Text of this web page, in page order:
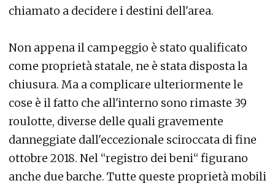
chiamato a decidere i destini dell'area.
Non appena il campeggio è stato qualificato
come proprietà statale, ne è stata disposta la
chiusura. Ma a complicare ulteriormente le
cose è il fatto che all'interno sono rimaste 39
roulotte, diverse delle quali gravemente
danneggiate dall'eccezionale sciroccata di fine
ottobre 2018. Nel “registro dei beni“ figurano
anche due barche. Tutte queste proprietà mobili